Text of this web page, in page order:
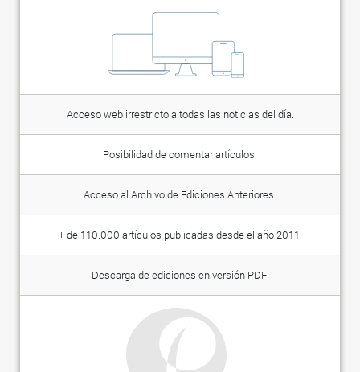
Acceso web irrestricto a todas las noticias del día.
Posibilidad de comentar artículos.
Acceso al Archivo de Ediciones Anteriores.
+ de 110.000 artículos publicadas desde el año 2011.
Descarga de ediciones en versión PDF.